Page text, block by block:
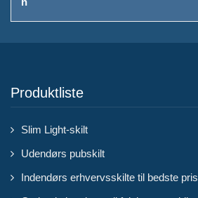
Produktliste
Slim Light-skilt
Udendørs pubskilt
Indendørs erhvervsskilte til bedste pris